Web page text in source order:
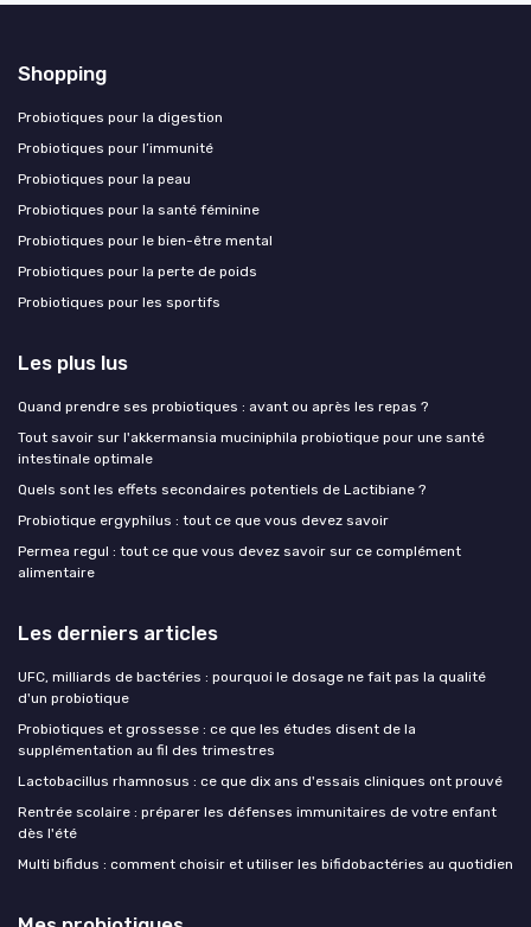
Shopping
Probiotiques pour la digestion
Probiotiques pour l’immunité
Probiotiques pour la peau
Probiotiques pour la santé féminine
Probiotiques pour le bien-être mental
Probiotiques pour la perte de poids
Probiotiques pour les sportifs
Les plus lus
Quand prendre ses probiotiques : avant ou après les repas ?
Tout savoir sur l'akkermansia muciniphila probiotique pour une santé
intestinale optimale
Quels sont les effets secondaires potentiels de Lactibiane ?
Probiotique ergyphilus : tout ce que vous devez savoir
Permea regul : tout ce que vous devez savoir sur ce complément
alimentaire
Les derniers articles
UFC, milliards de bactéries : pourquoi le dosage ne fait pas la qualité
d'un probiotique
Probiotiques et grossesse : ce que les études disent de la
supplémentation au fil des trimestres
Lactobacillus rhamnosus : ce que dix ans d'essais cliniques ont prouvé
Rentrée scolaire : préparer les défenses immunitaires de votre enfant
dès l'été
Multi bifidus : comment choisir et utiliser les bifidobactéries au quotidien